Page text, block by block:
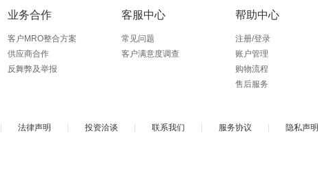
业务合作
客户MRO整合方案
供应商合作
反舞弊及举报
客服中心
常见问题
客户满意度调查
帮助中心
注册/登录
账户管理
购物流程
售后服务
法律声明 投资洽谈 联系我们 服务协议 隐私声明